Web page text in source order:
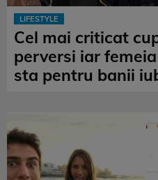
LIFESTYLE
Cel mai criticat
perversi iar
sta pentru banii